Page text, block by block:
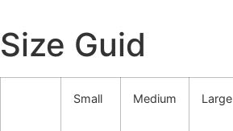
Size Guid
Small Medium Large